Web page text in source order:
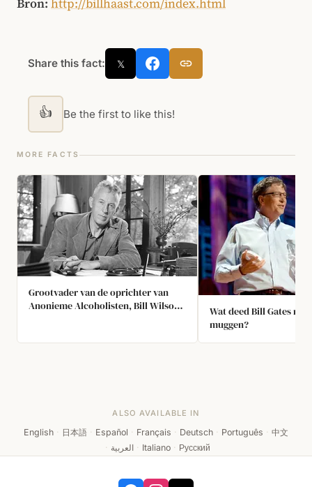
Bron: http://billhaast.com/index.html
Share this fact: 𝕏
👍 Be the first to like this!
MORE FACTS
Grootvader van de oprichter van
Anonieme Alcoholisten, Bill Wilson,
had terwijl hij onder invloed was
Wat deed Bill Gates
muggen?
ALSO AVAILABLE IN
English · 日本語 · Español · Français · Deutsch · Português · 中文
· العربية · Italiano · Русский